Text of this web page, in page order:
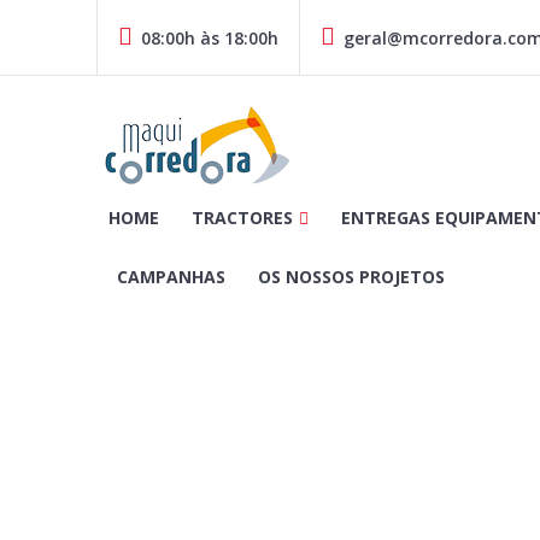
08:00h às 18:00h
MAQUICORREDORA | Comércio e Reparação de Máquinas
HOME TRACTORES ENTREGAS
CAMPANHAS OS NOSSOS PROJETOS